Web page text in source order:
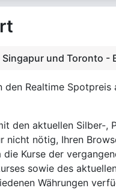
und Toronto -
Realtime
den aktuellen Silber-
nötig, Ihren
Kurse der
sowie des
Währungen